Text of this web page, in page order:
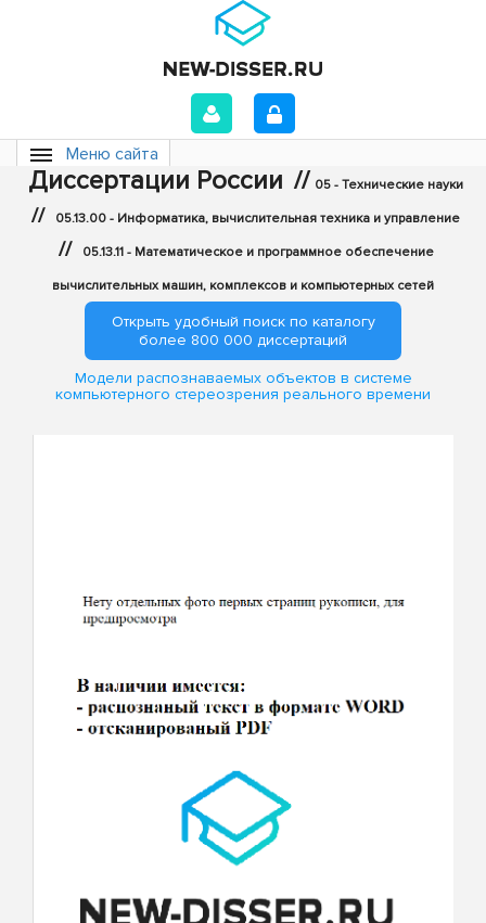
Меню сайта
Диссертации России // 05 - Технические науки
// 05.13.00 - Информатика, вычислительная техника и управление
// 05.13.11 - Математическое и программное обеспечение
вычислительных машин, комплексов и компьютерных сетей
Открыть удобный поиск по каталогу
более 800 000 диссертаций
Модели распознаваемых объектов в системе
компьютерного стереозрения реального времени